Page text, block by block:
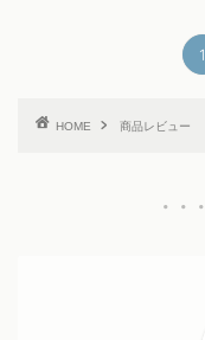
1
HOME 商品レビュー